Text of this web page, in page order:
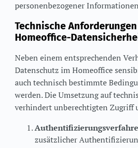
personenbezogener
Technische
Homeoffice-
Neben einem entsprechenden
Datenschutz im Homeoffice
auch technisch bestimmte
werden. Die Umsetzung auf
verhindert unberechtigten Zugriff
zusätzlicher